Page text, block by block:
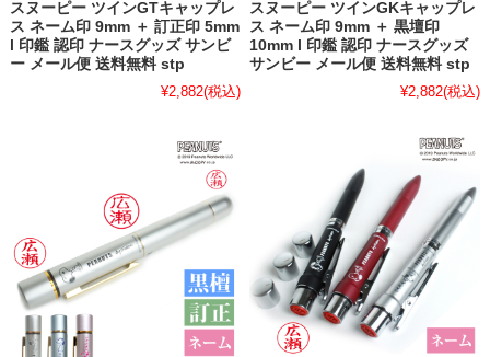
スヌーピー ツインGTキャップレ
ス ネーム印 9mm ＋ 訂正印 5mm
l 印鑑 認印 ナースグッズ サンビ
ー メール便 送料無料 stp
¥2,882(税込)
スヌーピー ツインGKキャップレ
ス ネーム印 9mm ＋ 黒壇印
10mm l 印鑑 認印 ナースグッズ
サンビー メール便 送料無料 stp
¥2,882(税込)